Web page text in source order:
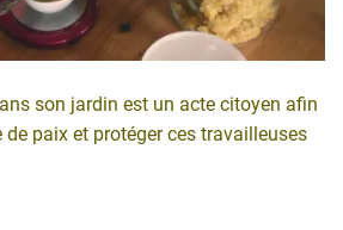
son jardin est un acte citoyen afin
de paix et protéger ces travailleuses